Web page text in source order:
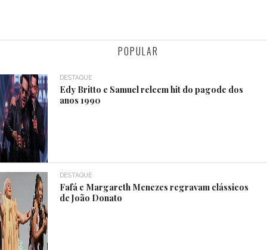
POPULAR
DESTAQUE
Edy Britto e Samuel releem hit do pagode dos
anos 1990
DESTAQUE
Fafá e Margareth Menezes regravam clássicos
de João Donato